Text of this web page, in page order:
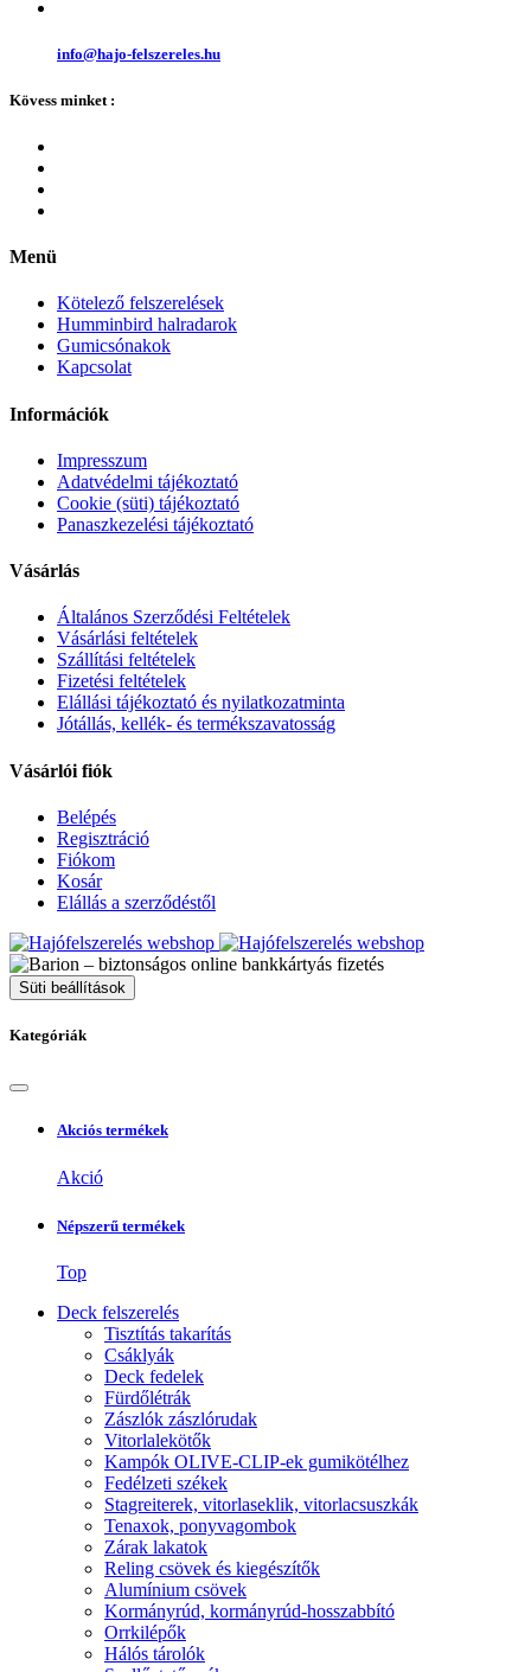
info@hajo-felszereles.hu
Kövess minket :
Menü
Kötelező felszerelések
Humminbird halradarok
Gumicsónakok
Kapcsolat
Információk
Impresszum
Adatvédelmi tájékoztató
Cookie (süti) tájékoztató
Panaszkezelési tájékoztató
Vásárlás
Általános Szerződési Feltételek
Vásárlási feltételek
Szállítási feltételek
Fizetési feltételek
Elállási tájékoztató és nyilatkozatminta
Jótállás, kellék- és termékszavatosság
Vásárlói fiók
Belépés
Regisztráció
Fiókom
Kosár
Elállás a szerződéstől
Süti beállítások
Kategóriák
Akciós termékek
Akció
Népszerű termékek
Top
Deck felszerelés
Tisztítás takarítás
Csáklyák
Deck fedelek
Fürdőlétrák
Zászlók zászlórudak
Vitorlalekötők
Kampók OLIVE-CLIP-ek gumikötélhez
Fedélzeti székek
Stagreiterek, vitorlaseklik, vitorlacsuszkák
Tenaxok, ponyvagombok
Zárak lakatok
Reling csövek és kiegészítők
Alumínium csövek
Kormányrúd, kormányrúd-hosszabbító
Orrkilépők
Hálós tárolók